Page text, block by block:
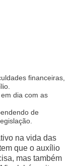
financeiras,
dia com as
de
na vida das
que o auxílio
mas também